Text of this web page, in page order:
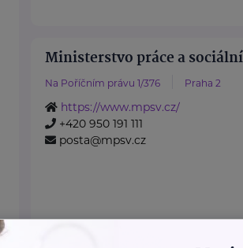
Ministerstvo práce a
Na Poříčním právu 1/376 Praha 2
https://www.mpsv.cz/
+420 950 191 111
posta@mpsv.cz